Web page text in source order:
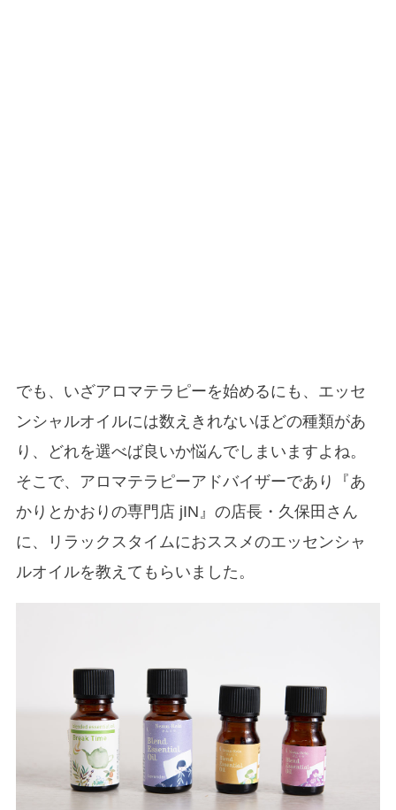
でも、いざアロマテラピーを始めるにも、エッセ
ンシャルオイルには数えきれないほどの種類があ
り、どれを選べば良いか悩んでしまいますよね。
そこで、アロマテラピーアドバイザーであり『あ
かりとかおりの専門店 jIN』の店長・久保田さん
に、リラックスタイムにおススメのエッセンシャ
ルオイルを教えてもらいました。